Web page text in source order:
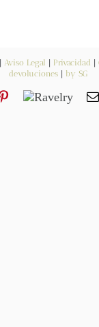
Contacto
Newsletter
Aviso Legal Privacidad
devoluciones| by SG